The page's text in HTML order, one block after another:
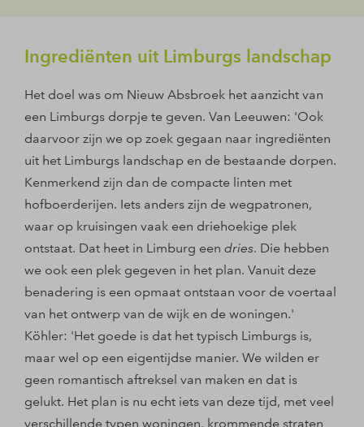
Ingrediënten uit Limburgs landschap
Het doel was om Nieuw Absbroek het aanzicht van
een Limburgs dorpje te geven. Van Leeuwen: 'Ook
daarvoor zijn we op zoek gegaan naar ingrediënten
uit het Limburgs landschap en de bestaande dorpen.
Kenmerkend zijn dan de compacte linten met
hofboerderijen. Iets anders zijn de wegpatronen,
waar op kruisingen vaak een driehoekige plek
ontstaat. Dat heet in Limburg een dries. Die hebben
we ook een plek gegeven in het plan. Vanuit deze
benadering is een opmaat ontstaan voor de voertaal
van het ontwerp van de wijk en de woningen.'
Köhler: 'Het goede is dat het typisch Limburgs is,
maar wel op een eigentijdse manier. We wilden er
geen romantisch aftreksel van maken en dat is
gelukt. Het plan is nu echt iets van deze tijd, met veel
verschillende typen woningen, krommende straten